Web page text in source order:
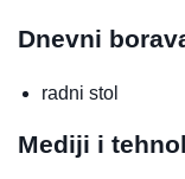
Dnevni
radni stol
Mediji i